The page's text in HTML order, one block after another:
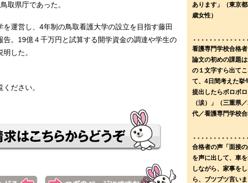
療福祉専門学校 泉南医師会泉佐野看護専門学校
護専門学校 秩父看護専門学校 社会保険中央看護専門学校
取県庁であった。
運営し、4年制の鳥取看護大学の設立を目指す藤田
告。19億４千万円と試算する開学資金の調達や学生の
した。
ください。